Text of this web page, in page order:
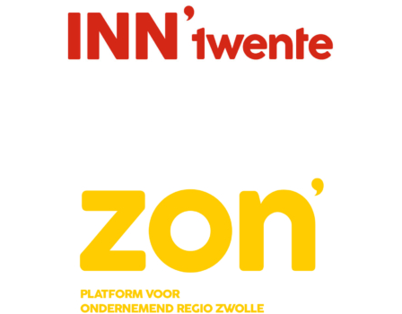
Blogs over het scheiden van pmd
Hoofdredactie INN’ Twente